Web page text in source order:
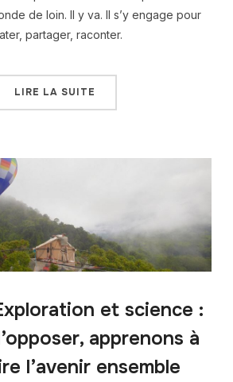
de loin. Il y va. Il s’y engage pour
partager, raconter.
LIRE LA SUITE
et science :
apprenons à
l’avenir ensemble